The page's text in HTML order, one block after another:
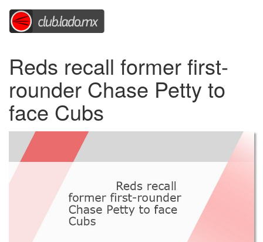
Reds recall former first-
rounder Chase Petty to
face Cubs